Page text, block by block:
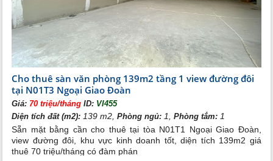
Trong bối cảnh một khu đô thị đang lớn mạnh, sử dụng
thiết kể chủ đạo là màu xanh, Ngoại Giao Đoàn tạo ra
một vị trí thuân lợi về giao thông, kèm theo đó là nhiều
trục đường lớn đi qua dự án là Nguyễn Văn Huyên kéo
dài xuyên suốt đến Hồ Tây tạo ra một hạ tầng đồng bộ
và hiện đại. Di chuyển dễ dàng tới trung tâm thành phố
hay sân bay Nội Bài nhờ các tuyến đường mới.
Tiện ích chính
Siêu thị, trung tâm mua sắm, trung tâm vui chơi giải trí.
Khu hồ bơi hiện đại rộng lớn.
Nhà hàng, café, nhà thuốc, phòng Gym, Spa, đường đi
bộ, sân thể thao.
Cho thuê sàn văn phòng 139m2 tầng 1 view đường đôi
tại N01T3 Ngoại Giao Đoàn
Giá: 70 triệu/thángID: VI455
Diện tích đất (m2): 139 m2,Phòng ngủ: 1,Phòng tắm: 1
Sẵn mặt bằng cần cho thuê tại tòa N01T1 Ngoại Giao Đoàn,
view đường đôi, khu vực kinh doanh tốt, diện tích 139m2 giá
thuê 70 triệu/tháng có đàm phán